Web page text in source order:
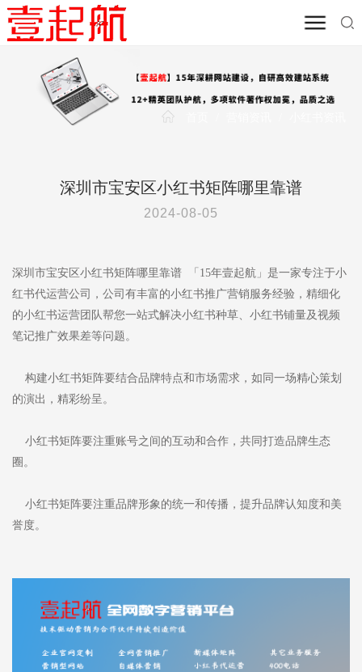
深圳市宝安区小红书矩阵哪里靠谱
2024-08-05
深圳市宝安区小红书矩阵哪里靠谱 「15年壹起航」是一家专注于小
红书代运营公司，公司有丰富的小红书推广营销服务经验，精细化
的小红书运营团队帮您一站式解决小红书种草、小红书铺量及视频
笔记推广效果差等问题。
构建小红书矩阵要结合品牌特点和市场需求，如同一场精心策划
的演出，精彩纷呈。
小红书矩阵要注重账号之间的互动和合作，共同打造品牌生态
圈。
小红书矩阵要注重品牌形象的统一和传播，提升品牌认知度和美
誉度。